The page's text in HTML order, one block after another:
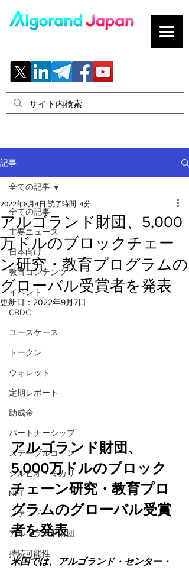
記事
全ての記事
主要ニュース
日本向け
教育コンテンツ
イベント
CBDC
ユースケース
トークン
ウォレット
定期レポート
助成金
パートナーシップ
ステーブルコイン
シルビオ・ミカリ
NFT
ファンド
アルゴランド財団
持続可能性
全ての記事
アルゴランド財団、5,000
万ドルのブロックチェー
ン研究・教育プログラムの
グローバル受賞者を発表
2022年8月4日 読了時間: 4分
更新日： 2022年9月7日
アルゴランド財団、
5,000万ドルのブロック
チェーン研究・教育プロ
グラムのグローバル受賞
者を発表
米国では、アルゴランド・センター・